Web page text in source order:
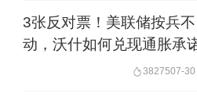
过，美联储重点关
（PCE）通胀指标预
3.7%、三季度3.4%
3张反对票！美联储按兵不
动，沃什如何兑现通胀承
3827507-